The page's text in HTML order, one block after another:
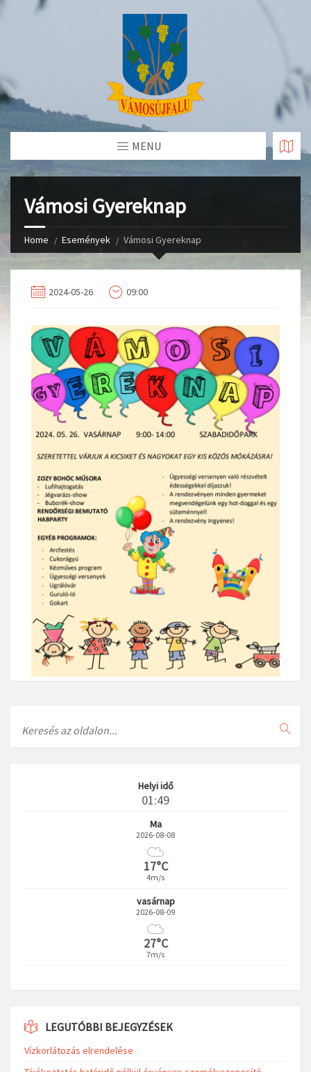
Skip
MENU
Vámosi Gyereknap
Home Események Vámosi Gyereknap
2024-05-26 09:00
Helyi idő
01:49
Ma
2026-08-08
17°C
4m/s
vasárnap
2026-08-09
27°C
7m/s
LEGUTÓBBI BEJEGYZÉSEK
Vízkorlátozás elrendelése